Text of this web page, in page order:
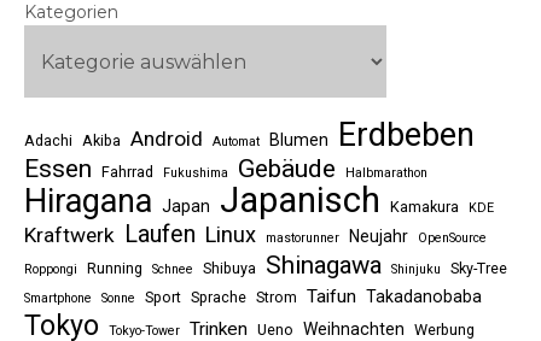
Kategorien
Adachi Akiba Android Automat Blumen Erdbeben
Essen Fahrrad Fukushima Gebäude Halbmarathon
Hiragana Japan Japanisch Kamakura KDE
Kraftwerk Laufen Linux mastorunner Neujahr
OpenSource
Roppongi
Running Schnee Shibuya Shinagawa Shinjuku Sky-Tree
Smartphone Sonne Sport Sprache Strom Taifun Takadanobaba
Tokyo Tokyo-Tower Trinken Ueno Weihnachten Werbung